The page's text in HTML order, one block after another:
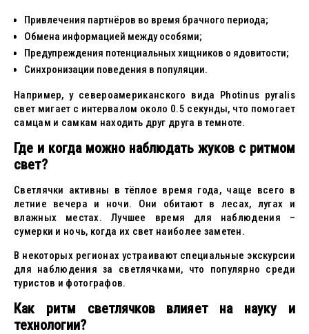
Привлечения партнёров во время брачного периода;
Обмена информацией между особями;
Предупреждения потенциальных хищников о ядовитости;
Синхронизации поведения в популяции.
Например, у североамериканского вида Photinus pyralis
свет мигает с интервалом около 0.5 секунды, что помогает
самцам и самкам находить друг друга в темноте.
Где и когда можно наблюдать жуков с ритмом
свет?
Светлячки активны в тёплое время года, чаще всего в
летние вечера и ночи. Они обитают в лесах, лугах и
влажных местах. Лучшее время для наблюдения –
сумерки и ночь, когда их свет наиболее заметен.
В некоторых регионах устраивают специальные экскурсии
для наблюдения за светлячками, что популярно среди
туристов и фотографов.
Как ритм светлячков влияет на науку и
технологии?